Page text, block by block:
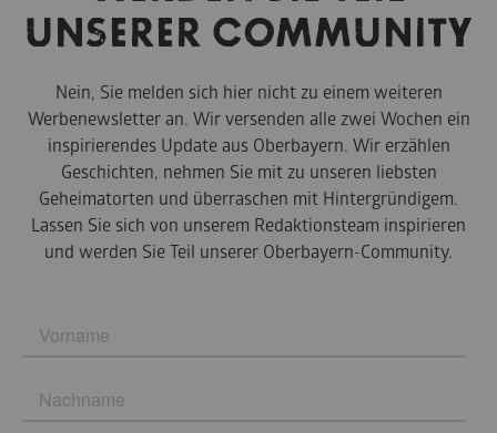
UNSERER COMMUNITY
Nein, Sie melden sich hier nicht zu einem weiteren
Werbenewsletter an. Wir versenden alle zwei Wochen ein
inspirierendes Update aus Oberbayern. Wir erzählen
Geschichten, nehmen Sie mit zu unseren liebsten
Geheimatorten und überraschen mit Hintergründigem.
Lassen Sie sich von unserem Redaktionsteam inspirieren
und werden Sie Teil unserer Oberbayern-Community.